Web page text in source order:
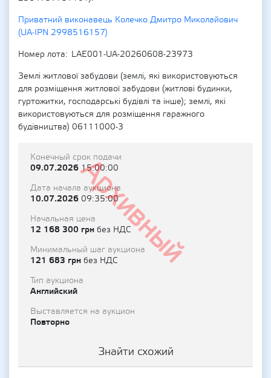
Приватний виконавець Колечко Дмитро Миколайович
(UA-IPN 2998516157)
Номер лота
LAE001-UA-20260608-23973
Землі житлової забудови (землі, які використовуються
для розміщення житлової забудови (житлові будинки,
гуртожитки, господарські будівлі та інше); землі, які
використовуються для розміщення гаражного
будівництва) 06111000-3
Архивный
Конечный срок подачи
09.07.202615:00:00
Дата начала аукциона
10.07.2026 09:35:00
Начальная цена
12 168 300 грн без НДС
Минимальный шаг аукциона
121 683 грн без НДС
Тип аукциона
Английский
Выставляется на аукцион
Повторно
Знайти схожий